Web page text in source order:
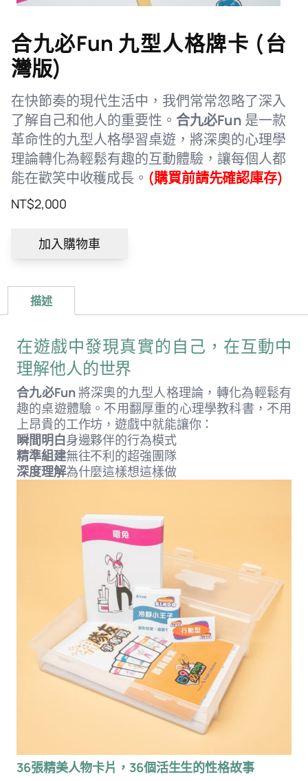
合九必Fun 九型人格牌卡 (台
灣版)
在快節奏的現代生活中，我們常常忽略了深入
了解自己和他人的重要性。合九必Fun 是一款
革命性的九型人格學習桌遊，將深奧的心理學
理論轉化為輕鬆有趣的互動體驗，讓每個人都
能在歡笑中收穫成長。 (購買前請先確認庫存)
NT$2,000
加入購物車
描述
在遊戲中發現真實的自己，在互動中
理解他人的世界
合九必Fun將深奧的九型人格理論，轉化為輕鬆有
趣的桌遊體驗。不用翻厚重的心理學教科書，不用
上昂貴的工作坊，遊戲中就能讓你：
瞬間明白身邊夥伴的行為模式
精準組建無往不利的超強團隊
深度理解為什麼這樣想這樣做
36張精美人物卡片，36個活生生的性格故事